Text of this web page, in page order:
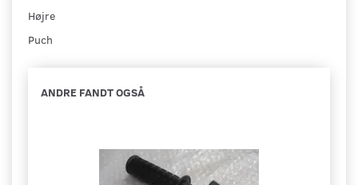
Højre
Puch
ANDRE FANDT OGSÅ